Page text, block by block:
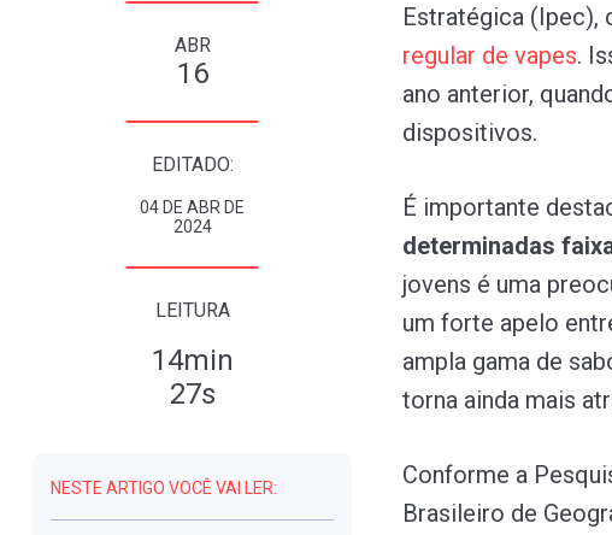
ABR
16
EDITADO:
04 DE ABR DE
2024
LEITURA
14min
27s
NESTE ARTIGO VOCÊ VAI LER:
Estratégica (Ipec),
regular de vapes.
ano anterior,
dispositivos.
É importante
determinadas
jovens é uma
um forte apelo
ampla gama de
torna ainda mais
Conforme a
Brasileiro de